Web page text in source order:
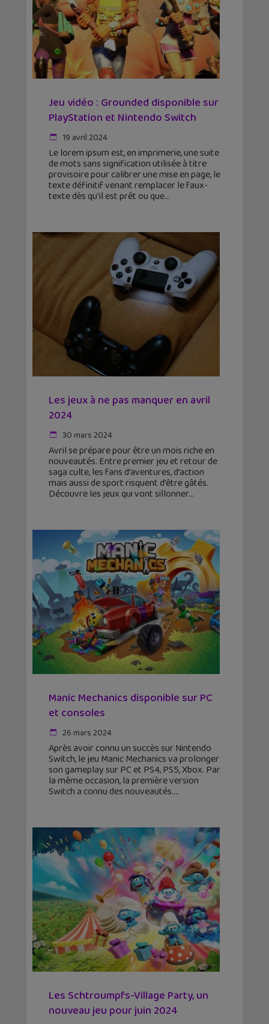
Jeu vidéo : Grounded disponible sur
PlayStation et Nintendo Switch
19 avril 2024
Le lorem ipsum est, en imprimerie, une suite
de mots sans signification utilisée à titre
provisoire pour calibrer une mise en page, le
texte définitif venant remplacer le faux-
texte dès qu'il est prêt ou que
Les jeux à ne pas manquer en avril
2024
30 mars 2024
Avril se prépare pour être un mois riche en
nouveautés. Entre premier jeu et retour de
saga culte, les fans d’aventures, d’action
mais aussi de sport risquent d’être gâtés.
Découvre les jeux qui vont sillonner
Manic Mechanics disponible sur PC
et consoles
26 mars 2024
Après avoir connu un succès sur Nintendo
Switch, le jeu Manic Mechanics va prolonger
son gameplay sur PC et PS4, PS5, Xbox. Par
la même occasion, la première version
Switch a connu des nouveautés.
Les Schtroumpfs-Village Party, un
nouveau jeu pour juin 2024